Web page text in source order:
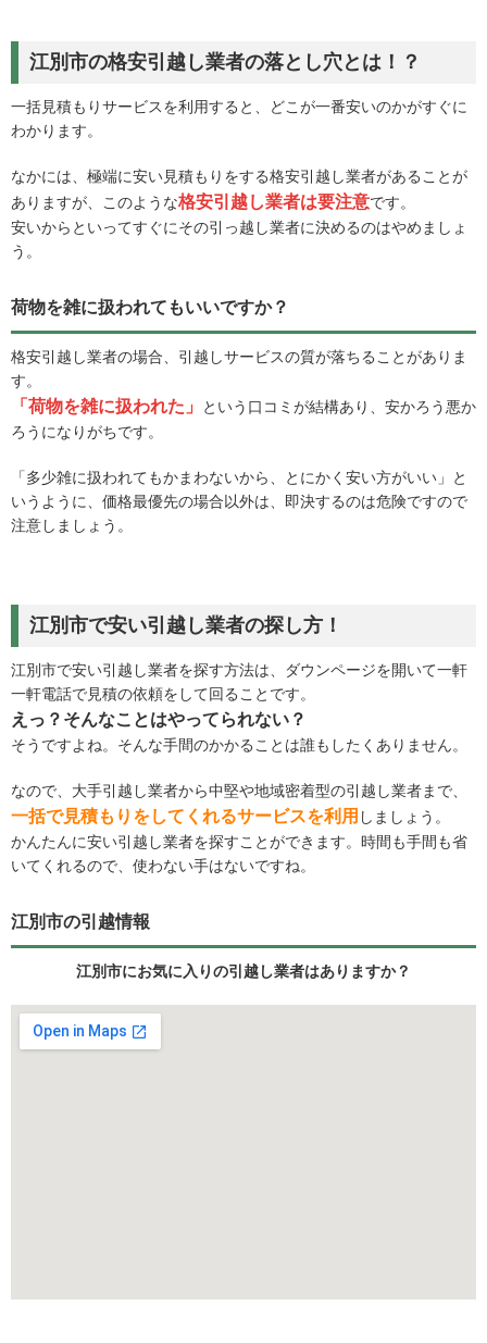
江別市の格安引越し業者の落とし穴とは！？
一括見積もりサービスを利用すると、どこが一番安いのかがすぐに
わかります。
なかには、極端に安い見積もりをする格安引越し業者があることが
ありますが、このような格安引越し業者は要注意です。
安いからといってすぐにその引っ越し業者に決めるのはやめましょ
う。
荷物を雑に扱われてもいいですか？
格安引越し業者の場合、引越しサービスの質が落ちることがありま
す。
「荷物を雑に扱われた」
という口コミが結構あり、安かろう悪か
ろうになりがちです。
「多少雑に扱われてもかまわないから、とにかく安い方がいい」と
いうように、価格最優先の場合以外は、即決するのは危険ですので
注意しましょう。
江別市で安い引越し業者の探し方！
江別市で安い引越し業者を探す方法は、ダウンページを開いて一軒
一軒電話で見積の依頼をして回ることです。
えっ？そんなことはやってられない？
そうですよね。そんな手間のかかることは誰もしたくありません。
なので、大手引越し業者から中堅や地域密着型の引越し業者まで、
一括で見積もりをしてくれるサービスを利用 しましょう。
かんたんに安い引越し業者を探すことができます。時間も手間も省
いてくれるので、使わない手はないですね。
江別市の引越情報
江別市にお気に入りの引越し業者はありますか？